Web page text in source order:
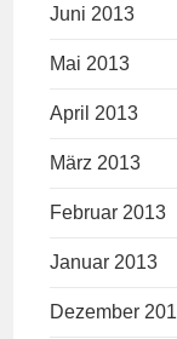
Juni 2013
Mai 2013
April 2013
März 2013
Februar 2013
Januar 2013
Dezember